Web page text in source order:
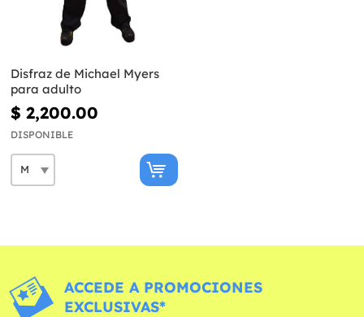
Disfraz de Michael Myers
para adulto
$ 2,200.00
DISPONIBLE
ACCEDE A PROMOCIONES
EXCLUSIVAS*